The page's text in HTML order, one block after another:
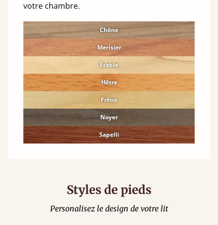
votre chambre.
Chêne
Merisier
Érable
Hêtre
Frêne
Noyer
Sapelli
Styles de pieds
Personalisez le design de votre lit